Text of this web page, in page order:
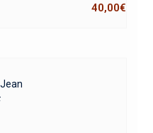
40,00€
Jean